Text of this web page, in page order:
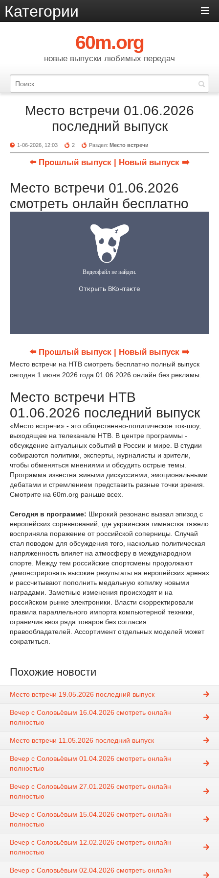
Категории
60m.org
новые выпуски любимых передач
Место встречи 01.06.2026
последний выпуск
1-06-2026, 12:03 2 Раздел:Место встречи
⬅️ Прошлый выпуск | Новый выпуск ➡️
Место встречи 01.06.2026
смотреть онлайн бесплатно
⬅️ Прошлый выпуск | Новый выпуск ➡️
Место встречи на НТВ смотреть бесплатно полный выпуск
сегодня 1 июня 2026 года 01.06.2026 онлайн без рекламы.
Место встречи НТВ
01.06.2026 последний выпуск
«Место встречи» - это общественно-политическое ток-шоу,
выходящее на телеканале НТВ. В центре программы -
обсуждение актуальных событий в России и мире. В студии
собираются политики, эксперты, журналисты и зрители,
чтобы обменяться мнениями и обсудить острые темы.
Программа известна живыми дискуссиями, эмоциональными
дебатами и стремлением представить разные точки зрения.
Смотрите на 60m.org раньше всех.
Сегодня в программе: Широкий резонанс вызвал эпизод с
европейских соревнований, где украинская гимнастка тяжело
восприняла поражение от российской соперницы. Случай
стал поводом для обсуждения того, насколько политическая
напряженность влияет на атмосферу в международном
спорте. Между тем российские спортсмены продолжают
демонстрировать высокие результаты на европейских аренах
и рассчитывают пополнить медальную копилку новыми
наградами. Заметные изменения происходят и на
российском рынке электроники. Власти скорректировали
правила параллельного импорта компьютерной техники,
ограничив ввоз ряда товаров без согласия
правообладателей. Ассортимент отдельных моделей может
сократиться.
Похожие новости
Место встречи 19.05.2026 последний выпуск
Вечер с Соловьёвым 16.04.2026 смотреть онлайн
полностью
Место встречи 11.05.2026 последний выпуск
Вечер с Соловьёвым 01.04.2026 смотреть онлайн
полностью
Вечер с Соловьёвым 27.01.2026 смотреть онлайн
полностью
Вечер с Соловьёвым 15.04.2026 смотреть онлайн
полностью
Вечер с Соловьёвым 12.02.2026 смотреть онлайн
полностью
Вечер с Соловьёвым 02.04.2026 смотреть онлайн